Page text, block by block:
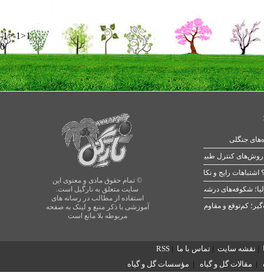
-1>-1>1
0
© تمام حقوق مادی و معنوی این
سایت متعلق به نارگیل است.
استفاده از مطالب در رسانه های
آموزشی با ذکر منبع و لینک به صفحه
مربوطه بلا مانع است
جنگلی
رایج و نکات طلایی
شکوفه‌های درشت در بهار
| نقشه سایت | تماس با ما |
RSS
| مقالات گل و گیاه | مؤسسات گل و گیاه